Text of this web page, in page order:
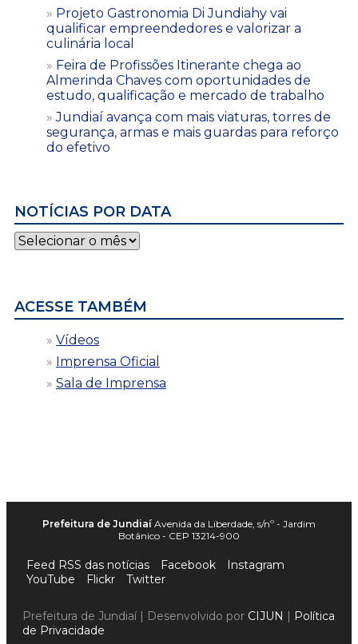
Projeto Gastronomia Di Jundiahy vai
qualificar empreendedores e valorizar a
culinária local
Feira de Profissões Itinerante chega ao
Almerinda Chaves com oportunidades de
estudo, qualificação e mercado de trabalho
Jundiaí avança com mais viaturas, torres de
segurança, armas e mais guardas para reforço
do efetivo
NOTÍCIAS POR DATA
Notícias
por
ACESSE TAMBÉM
Vídeos
Imprensa Oficial
Sala de Imprensa
Prefeitura de Jundiaí Avenida da Liberdade, s/nº - Jardim
Botânico - CEP 13214-900
Feed RSS das notícias Facebook
Instagram
YouTube
Flickr Twitter
Prefeitura de Jundiaí | Desenvolvido por CIJUN | Política
de Privacidade